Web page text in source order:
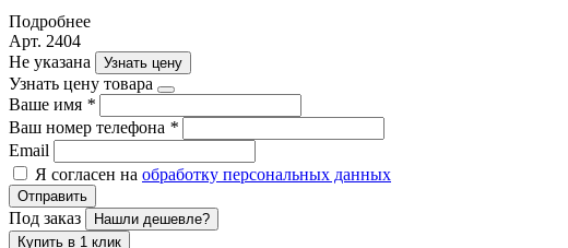
Подробнее
Арт. 2404
Не указана
Узнать цену
Узнать цену товара
Ваше имя *
Ваш номер телефона *
Email
Я согласен на обработку персональных данных
Отправить
Под заказ
Нашли дешевле?
Купить в 1 клик